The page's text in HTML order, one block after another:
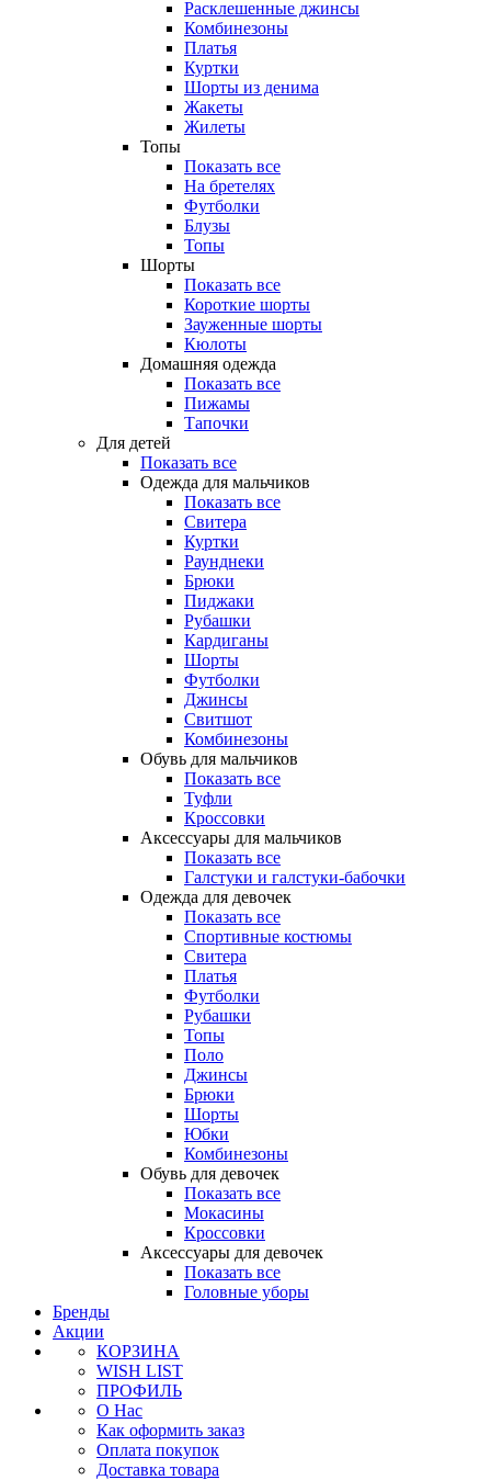
Расклешенные джинсы
Комбинезоны
Платья
Куртки
Шорты из денима
Жакеты
Жилеты
Топы
Показать все
На бретелях
Футболки
Блузы
Топы
Шорты
Показать все
Короткие шорты
Зауженные шорты
Кюлоты
Домашняя одежда
Показать все
Пижамы
Тапочки
Для детей
Показать все
Одежда для мальчиков
Показать все
Свитера
Куртки
Раунднеки
Брюки
Пиджаки
Рубашки
Кардиганы
Шорты
Футболки
Джинсы
Свитшот
Комбинезоны
Обувь для мальчиков
Показать все
Туфли
Кроссовки
Аксессуары для мальчиков
Показать все
Галстуки и галстуки-бабочки
Одежда для девочек
Показать все
Спортивные костюмы
Свитера
Платья
Футболки
Рубашки
Топы
Поло
Джинсы
Брюки
Шорты
Юбки
Комбинезоны
Обувь для девочек
Показать все
Мокасины
Кроссовки
Аксессуары для девочек
Показать все
Головные уборы
Бренды
Акции
КОРЗИНА
WISH LIST
ПРОФИЛЬ
О Нас
Как оформить заказ
Оплата покупок
Доставка товара